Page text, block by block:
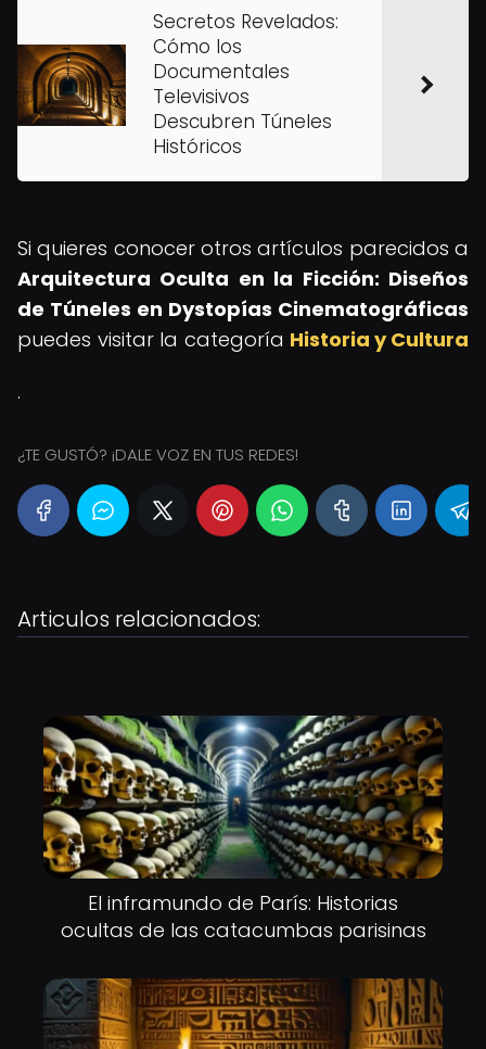
Secretos Revelados:
Cómo los
Documentales
Televisivos
Descubren Túneles
Históricos
Si quieres conocer otros artículos parecidos a
Arquitectura Oculta en la Ficción: Diseños
de Túneles en Dystopías Cinematográficas
puedes visitar la categoría Historia y Cultura
.
¿TE GUSTÓ? ¡DALE VOZ EN TUS REDES!
Articulos relacionados:
El inframundo de París: Historias
ocultas de las catacumbas parisinas